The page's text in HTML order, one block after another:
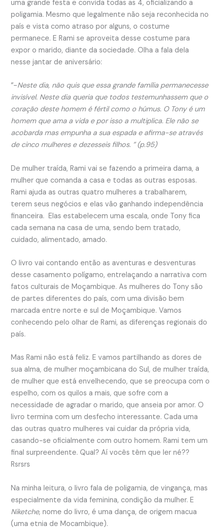
uma grande festa e convida todas as 4, oficializando a
poligamia. Mesmo que legalmente não seja reconhecida no
país e vista como atraso por alguns, o costume
permanece. E Rami se aproveita desse costume para
expor o marido, diante da sociedade. Olha a fala dela
nesse jantar de aniversário:
“-Neste dia, não quis que essa grande família permanecesse
invisível. Neste dia queria que todos testemunhassem que o
coração deste homem é fértil como o húmus. O Tony é um
homem que ama a vida e por isso a multiplica. Ele não se
acobarda mas empunha a sua espada e afirma-se através
de cinco mulheres e dezesseis filhos. ” (p.95)
De mulher traída, Rami vai se fazendo a primeira dama, a
mulher que comanda a casa e todas as outras esposas.
Rami ajuda as outras quatro mulheres a trabalharem,
terem seus negócios e elas vão ganhando independência
financeira. Elas estabelecem uma escala, onde Tony fica
cada semana na casa de uma, sendo bem tratado,
cuidado, alimentado, amado.
O livro vai contando então as aventuras e desventuras
desse casamento polígamo, entrelaçando a narrativa com
fatos culturais de Moçambique. As mulheres do Tony são
de partes diferentes do país, com uma divisão bem
marcada entre norte e sul de Moçambique. Vamos
conhecendo pelo olhar de Rami, as diferenças regionais do
país.
Mas Rami não está feliz. E vamos partilhando as dores de
sua alma, de mulher moçambicana do Sul, de mulher traída,
de mulher que está envelhecendo, que se preocupa com o
espelho, com os quilos a mais, que sofre com a
necessidade de agradar o marido, que anseia por amor. O
livro termina com um desfecho interessante. Cada uma
das outras quatro mulheres vai cuidar da própria vida,
casando-se oficialmente com outro homem. Rami tem um
final surpreendente. Qual? Aí vocês têm que ler né??
Rsrsrs
Na minha leitura, o livro fala de poligamia, de vingança, mas
especialmente da vida feminina, condição da mulher. E
Niketche, nome do livro, é uma dança, de origem macua
(uma etnia de Mocambique).